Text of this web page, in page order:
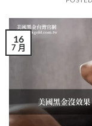
16
7 月